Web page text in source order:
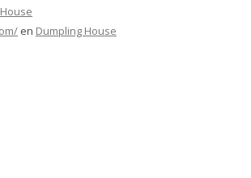
en Dumpling House